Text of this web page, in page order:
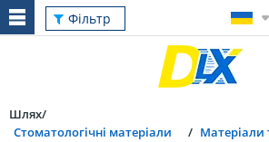
Фільтр
Шлях
Стоматологічні матеріали
Матеріали